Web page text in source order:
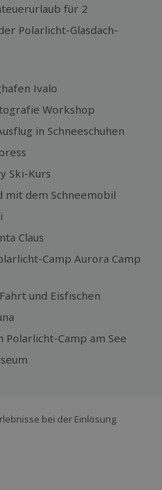
für 2
Polarlicht-Glasdach-
Ivalo
Workshop
in Schneeschuhen
Ski-Kurs
mit dem Schneemobil
Claus
Camp Aurora Camp
und Eisfischen
Camp am See
bei der Einlösung